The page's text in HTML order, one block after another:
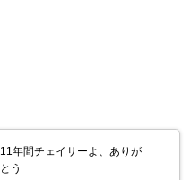
11年間チェイサーよ、ありが
とう